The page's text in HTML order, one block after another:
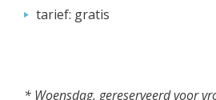
tarief: gratis
* Woensdag, gereserveerd voor